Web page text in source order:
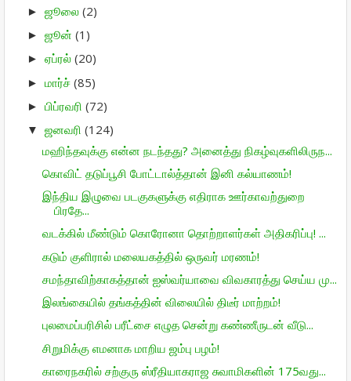
► ஜூலை (2)
► ஜூன் (1)
► ஏப்ரல் (20)
► மார்ச் (85)
► பிப்ரவரி (72)
▼ ஜனவரி (124)
மஹிந்தவுக்கு என்ன நடந்தது? அனைத்து நிகழ்வுகளிலிருந...
கொவிட் தடுப்பூசி போட்டால்த்தான் இனி கல்யாணம்!
இந்திய இழுவை படகுகளுக்கு எதிராக ஊர்காவற்துறை
பிரதே...
வடக்கில் மீண்டும் கொரோனா தொற்றாளர்கள் அதிகரிப்பு! ...
கடும் குளிரால் மலையகத்தில் ஒருவர் மரணம்!
சமந்தாவிற்காகத்தான் ஐஸ்வர்யாவை விவகாரத்து செய்ய மு...
இலங்கையில் தங்கத்தின் விலையில் திடீர் மாற்றம்!
புலமைப்பரிசில் பரீட்சை எழுத சென்று கண்ணீருடன் வீடு...
சிறுமிக்கு எமனாக மாறிய ஜம்பு பழம்!
காரைநகரில் சற்குரு ஸ்ரீதியாகராஜ சுவாமிகளின் 175வது...